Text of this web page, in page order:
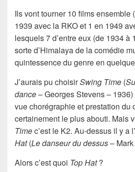
Ils vont tourner 10 films ensemble
1939 avec la RKO et 1 en 1949
lesquels 7 d’entre eux (de 1934 à
sorte d’Himalaya de la comédie
quintessence du genre en
J’aurais pu choisirSwing Time (
dance– Georges Stevens –
vue chorégraphie et prestation du
certainement le plus abouti. Mais
Timec’est le K2. Au-dessus il y a
Hat(Le danseur du dessus–
Alors c’est quoi Top Hat?